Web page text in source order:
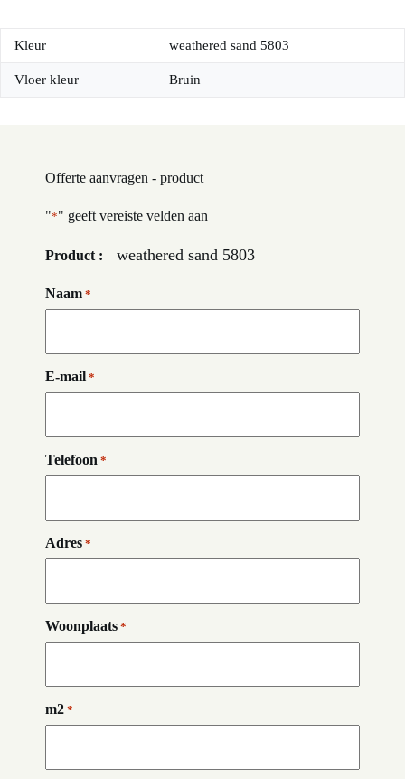
Kleur weathered sand 5803
Vloer kleur Bruin
Offerte aanvragen - product
"*" geeft vereiste velden aan
Product : weathered sand 5803
Naam *
E-mail *
Telefoon *
Adres *
Woonplaats *
m2 *